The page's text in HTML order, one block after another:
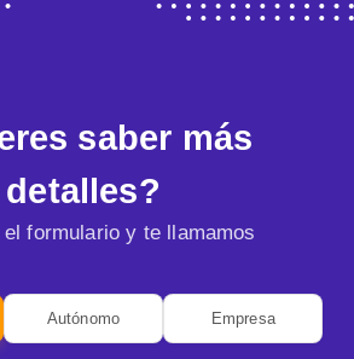
saber más
detalles?
el formulario y te llamamos
Autónomo Empresa